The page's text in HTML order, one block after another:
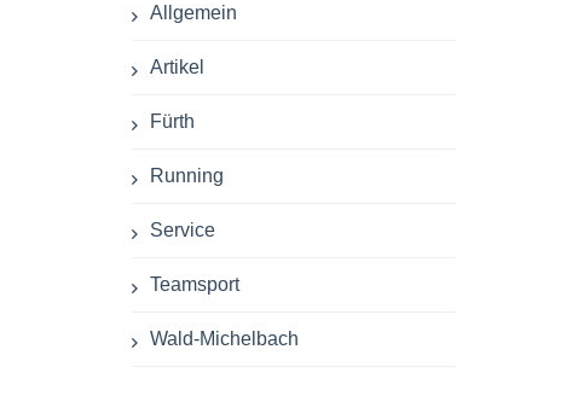
Allgemein
Artikel
Fürth
Running
Service
Teamsport
Wald-Michelbach